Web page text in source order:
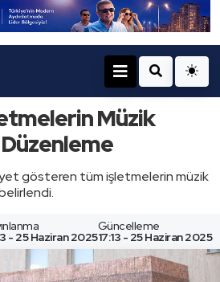
Müzik
Düzenleme
gösteren tüm işletmelerin müzik
- 25 Haziran 2025
Güncelleme
17:13 - 25 Haziran 2025